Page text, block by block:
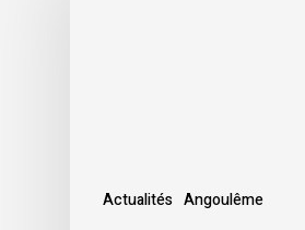
Actualités Angoulême